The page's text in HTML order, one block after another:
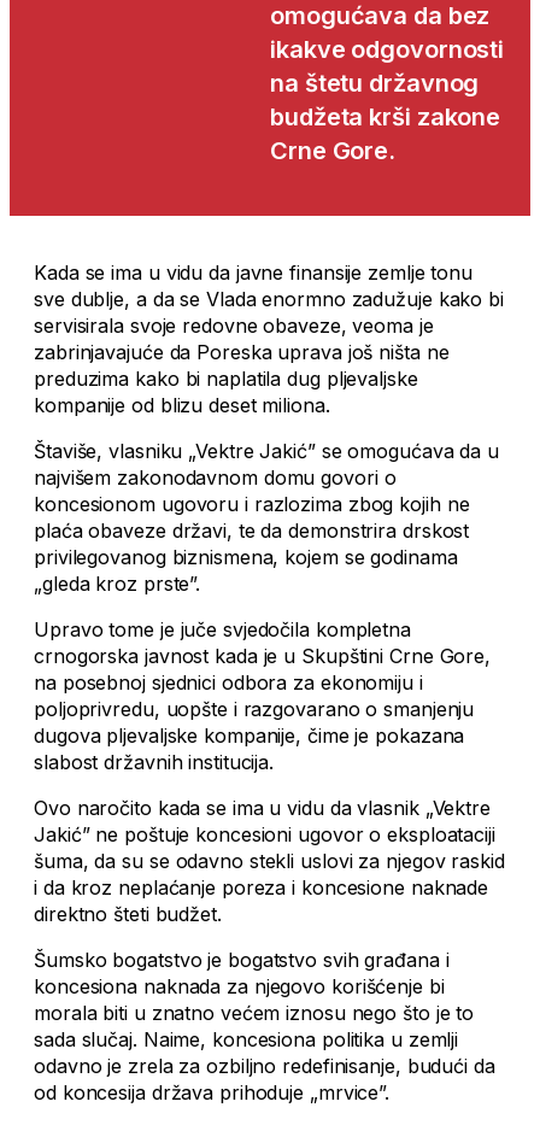
omogućava da bez
ikakve odgovornosti
na štetu državnog
budžeta krši zakone
Crne Gore.
Kada se ima u vidu da javne finansije zemlje tonu
sve dublje, a da se Vlada enormno zadužuje kako bi
servisirala svoje redovne obaveze, veoma je
zabrinjavajuće da Poreska uprava još ništa ne
preduzima kako bi naplatila dug pljevaljske
kompanije od blizu deset miliona.
Štaviše, vlasniku „Vektre Jakić” se omogućava da u
najvišem zakonodavnom domu govori o
koncesionom ugovoru i razlozima zbog kojih ne
plaća obaveze državi, te da demonstrira drskost
privilegovanog biznismena, kojem se godinama
„gleda kroz prste”.
Upravo tome je juče svjedočila kompletna
crnogorska javnost kada je u Skupštini Crne Gore,
na posebnoj sjednici odbora za ekonomiju i
poljoprivredu, uopšte i razgovarano o smanjenju
dugova pljevaljske kompanije, čime je pokazana
slabost državnih institucija.
Ovo naročito kada se ima u vidu da vlasnik „Vektre
Jakić” ne poštuje koncesioni ugovor o eksploataciji
šuma, da su se odavno stekli uslovi za njegov raskid
i da kroz neplaćanje poreza i koncesione naknade
direktno šteti budžet.
Šumsko bogatstvo je bogatstvo svih građana i
koncesiona naknada za njegovo korišćenje bi
morala biti u znatno većem iznosu nego što je to
sada slučaj. Naime, koncesiona politika u zemlji
odavno je zrela za ozbiljno redefinisanje, budući da
od koncesija država prihoduje „mrvice”.